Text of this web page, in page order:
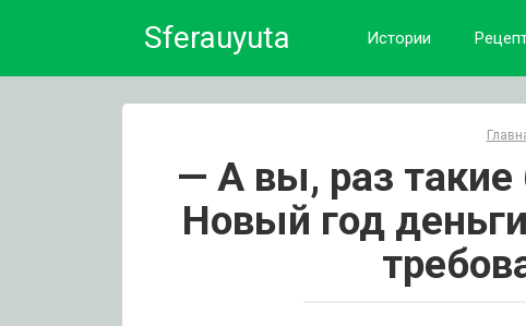
Sferauyuta Истории
— А вы, раз такие
Новый год